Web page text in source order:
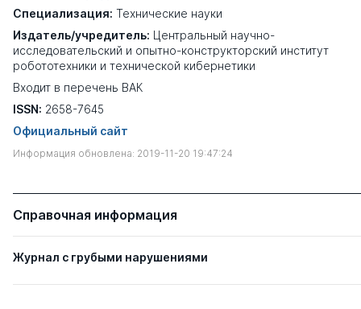
Специализация: Технические науки
Издатель/учредитель: Центральный научно-
исследовательский и опытно-конструкторский институт
робототехники и технической кибернетики
Входит в перечень ВАК
ISSN: 2658-7645
Официальный сайт
Информация обновлена: 2019-11-20 19:47:24
Справочная информация
Журнал с грубыми нарушениями